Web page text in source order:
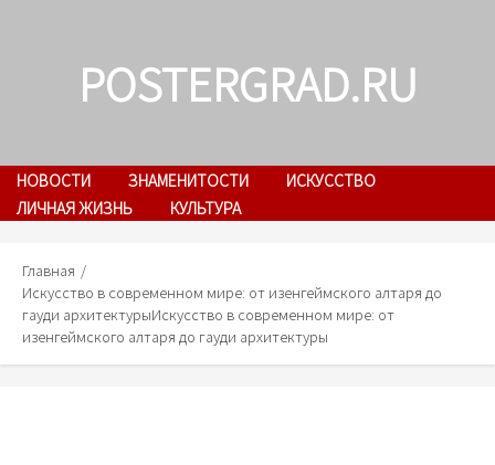
POSTERGRAD.RU
НОВОСТИ ЗНАМЕНИТОСТИ
ИСКУССТВО
ЛИЧНАЯ ЖИЗНЬ
КУЛЬТУРА
Главная
Искусство в современном мире: от изенгеймского алтаря до
гауди архитектурыИскусство в современном мире: от
изенгеймского алтаря до гауди архитектуры